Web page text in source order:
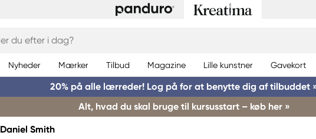
Nyheder Mærker Tilbud Magazine Lille kunstner Gavekort
20% på alle lærreder! Log på for at benytte dig af tilbuddet
Alt, hvad du skal bruge til kursusstart – køb her »
Daniel Smith